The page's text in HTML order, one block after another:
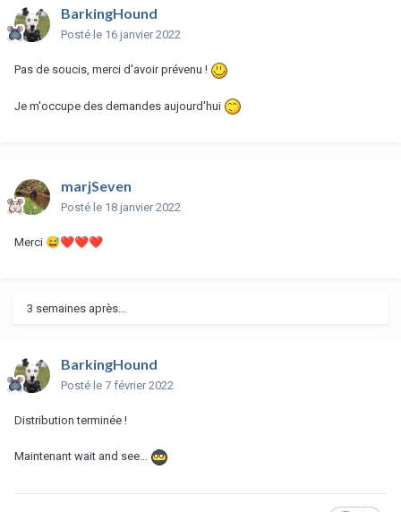
BarkingHound
Posté le 16 janvier 2022
Pas de soucis, merci d'avoir prévenu !
Je m'occupe des demandes aujourd'hui
marjSeven
Posté le 18 janvier 2022
Merci 😅❤️❤️❤️
3 semaines après...
BarkingHound
Posté le 7 février 2022
Distribution terminée !
Maintenant wait and see...